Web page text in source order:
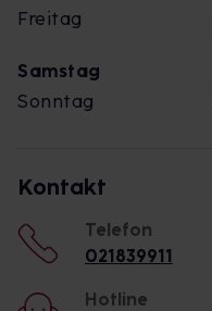
Freitag
Samstag
Sonntag
Kontakt
Telefon
021839911
Hotline